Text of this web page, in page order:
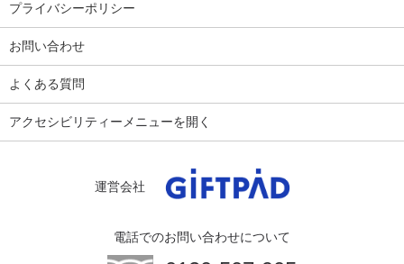
プライバシーポリシー
お問い合わせ
よくある質問
アクセシビリティーメニューを開く
運営会社
電話でのお問い合わせについて